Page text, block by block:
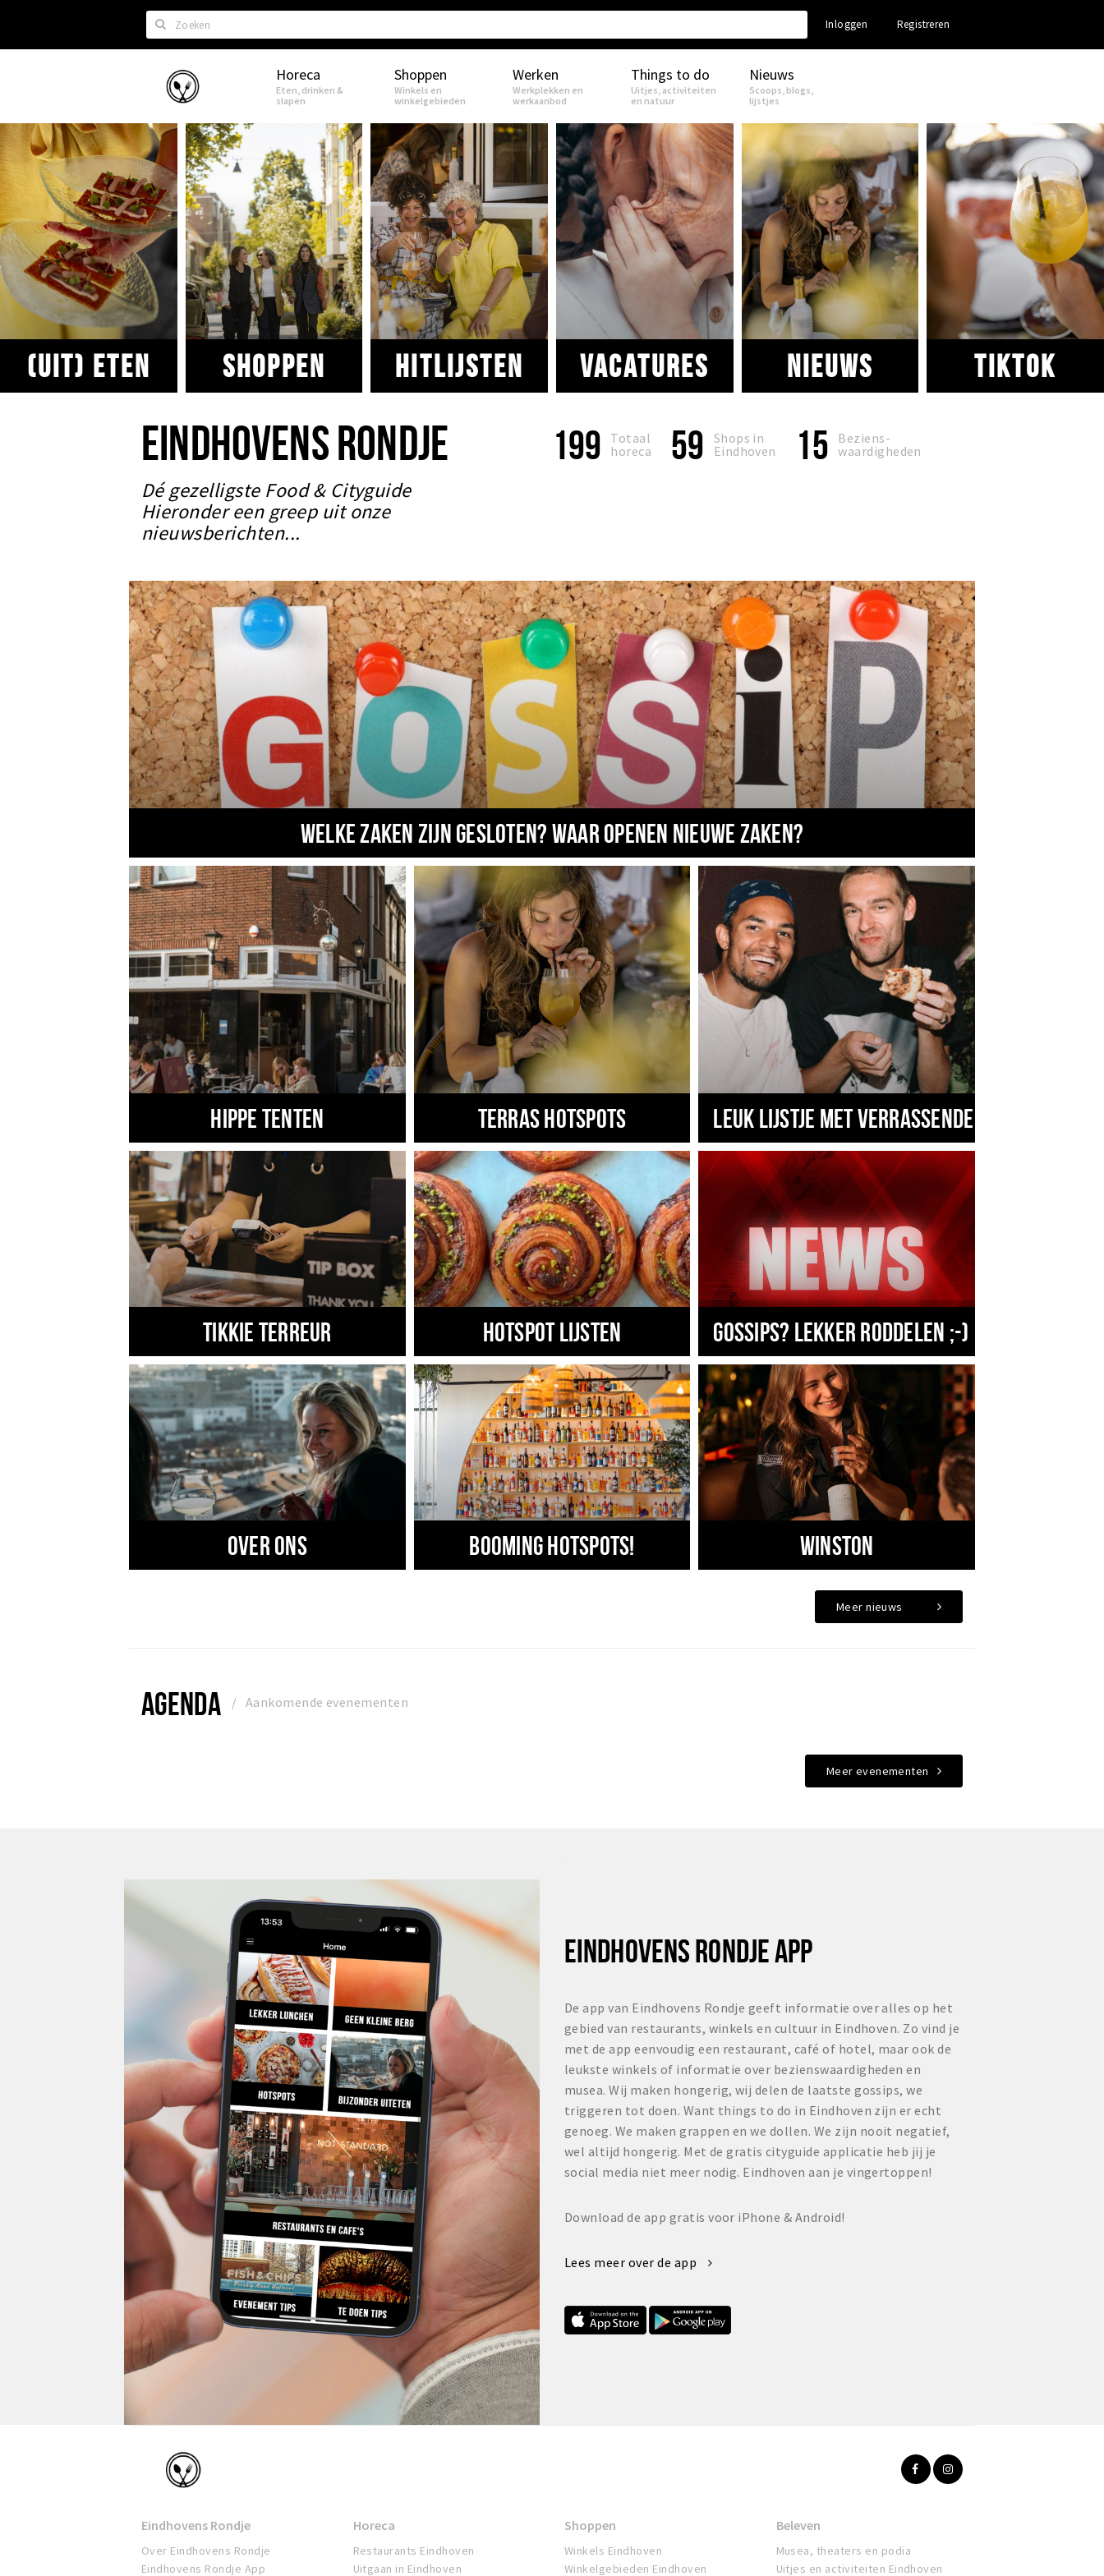
Zoeken
Inloggen Registreren
Eindhoven Horeca
Eten, drinken &
slapen
Shoppen
Winkels en
winkelgebieden
Werken
Werkplekken en
werkaanbod
Things to do
Uitjes, activiteiten
en natuur
Nieuws
Scoops, blogs,
lijstjes
(uit) eten Shoppen Hitlijsten VACATURES Nieuws Tiktok
EINDHOVENS RONDJE
Dé gezelligste Food & Cityguide
Hieronder een greep uit onze
nieuwsberichten...
199
Totaal
horeca
59
Shops in
Eindhoven
15
Beziens-
waardigheden
Welke zaken zijn gesloten? Waar openen nieuwe zaken?
Hippe tenten Terras hotspots Leuk lijstje met verrassende zaken in
TIKKIE TERREUR Hotspot lijsten Gossips? Lekker roddelen ;-)
Over ons Booming hotspots! Winston
Meer nieuws
AGENDA Aankomende evenementen
Meer evenementen
EINDHOVENS RONDJE APP
De app van Eindhovens Rondje geeft informatie over alles op het
gebied van restaurants, winkels en cultuur in Eindhoven. Zo vind je
met de app eenvoudig een restaurant, café of hotel, maar ook de
leukste winkels of informatie over bezienswaardigheden en
musea. Wij maken hongerig, wij delen de laatste gossips, we
triggeren tot doen. Want things to do in Eindhoven zijn er echt
genoeg. We maken grappen en we dollen. We zijn nooit negatief,
wel altijd hongerig. Met de gratis cityguide applicatie heb jij je
social media niet meer nodig. Eindhoven aan je vingertoppen!
Download de app gratis voor iPhone & Android!
Lees meer over de app
Eindhoven
Eindhovens Rondje
Over Eindhovens Rondje
Eindhovens Rondje App
Horeca
Restaurants Eindhoven
Uitgaan in Eindhoven
Shoppen
Winkels Eindhoven
Winkelgebieden Eindhoven
Beleven
Musea, theaters en podia
Uitjes en activiteiten Eindhoven